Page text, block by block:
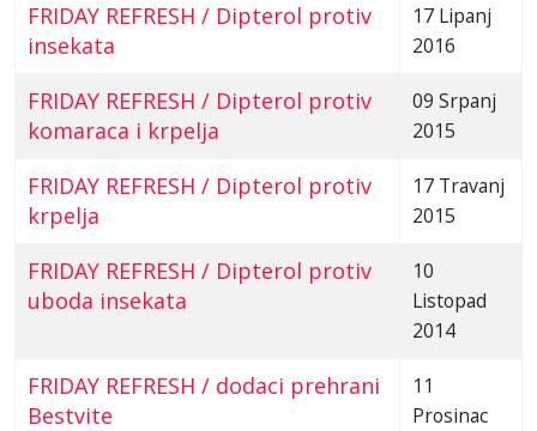
FRIDAY REFRESH / Dipterol protiv
insekata
17 Lipanj
2016
FRIDAY REFRESH / Dipterol protiv
komaraca i krpelja
09 Srpanj
2015
FRIDAY REFRESH / Dipterol protiv
krpelja
17 Travanj
2015
FRIDAY REFRESH / Dipterol protiv
uboda insekata
10
Listopad
2014
FRIDAY REFRESH / dodaci prehrani
Bestvite
11
Prosinac